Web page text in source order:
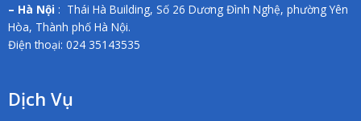
– Hà Nội : Thái Hà Building, Số 26 Dương Đình Nghệ, phường Yên
Hòa, Thành phố Hà Nội.
Điện thoại: 024 35143535
Dịch Vụ